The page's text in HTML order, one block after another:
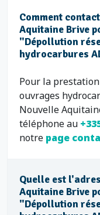
Comment
Aquitaine Brive
"Dépollution
hydrocarbures
Pour la
ouvrages
Nouvelle
téléphone au
notre page
Quelle est
Aquitaine Brive
"Dépollution